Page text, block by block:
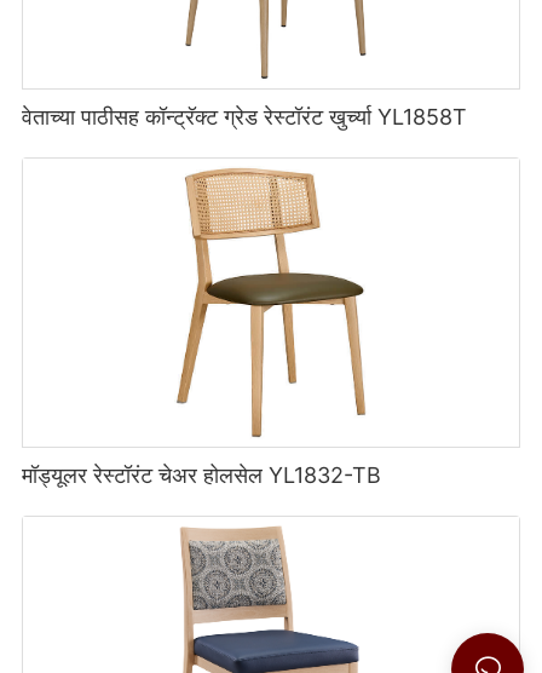
वेताच्या पाठीसह कॉन्ट्रॅक्ट ग्रेड रेस्टॉरंट खुर्च्या YL1858T
मॉड्यूलर रेस्टॉरंट चेअर होलसेल YL1832-TB